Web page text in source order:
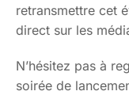
retransmettre cet
direct sur les
N’hésitez pas à
soirée de